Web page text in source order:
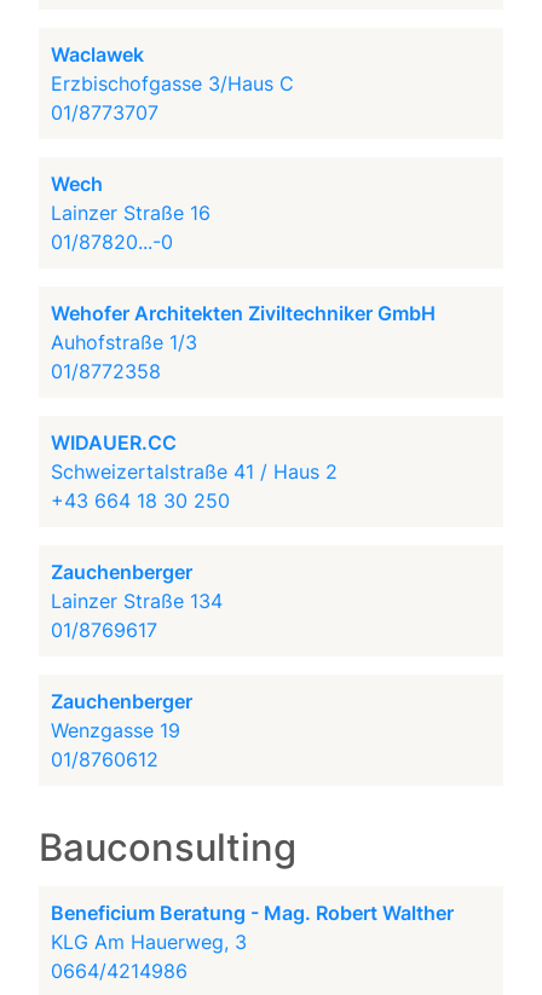
Waclawek
Erzbischofgasse 3/Haus C
01/8773707
Wech
Lainzer Straße 16
01/87820...-0
Wehofer Architekten Ziviltechniker GmbH
Auhofstraße 1/3
01/8772358
WIDAUER.CC
Schweizertalstraße 41 / Haus 2
+43 664 18 30 250
Zauchenberger
Lainzer Straße 134
01/8769617
Zauchenberger
Wenzgasse 19
01/8760612
Bauconsulting
Beneficium Beratung - Mag. Robert Walther
KLG Am Hauerweg, 3
0664/4214986